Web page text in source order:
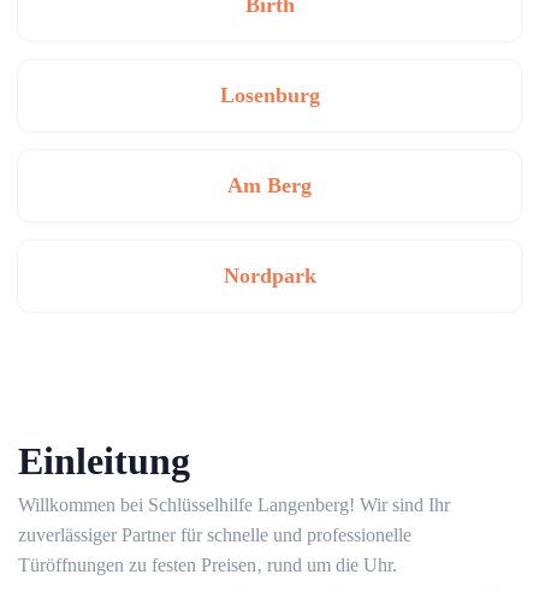
Birth
Losenburg
Am Berg
Nordpark
Einleitung
Willkommen bei Schlüsselhilfe Langenberg!​ Wir sind Ihr
zuverlässiger Partner für schnelle und professionelle
Türöffnungen zu festen Preisen‚ rund um die Uhr.​